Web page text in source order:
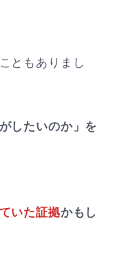
ともありまし
したいのか」を
いた証拠かもし